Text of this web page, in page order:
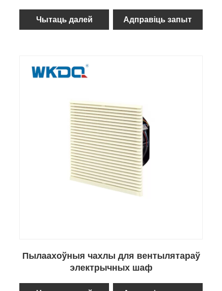
Чытаць далей Адправіць запыт
Пылаахоўныя чахлы для вентылятараў
электрычных шаф